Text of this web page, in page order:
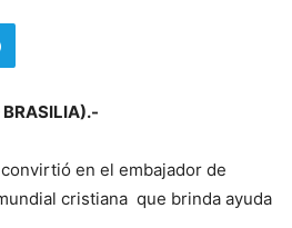
en el embajador de
cristiana que brinda ayuda